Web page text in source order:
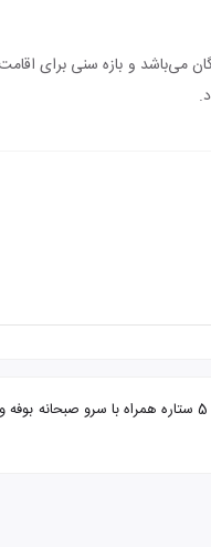
تور مشهد از بندر عباس هتل پردیسان با تضمین